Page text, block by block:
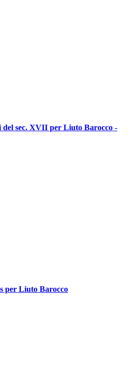
del sec. XVII per Liuto Barocco -
per Liuto Barocco